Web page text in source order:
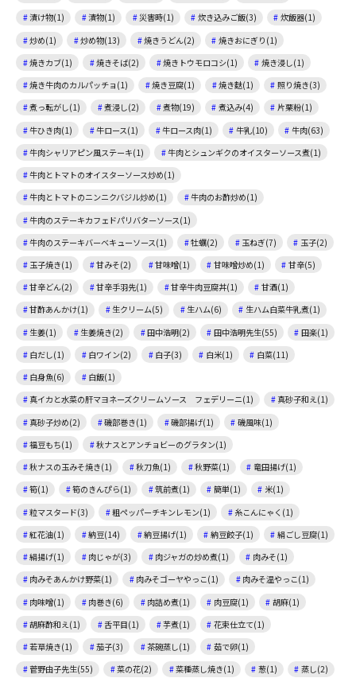
漬け物(1)
漬物(1) 災害時(1) 炊き込みご飯(3)
炊飯器(1)
炒め(1)
炒め物(13) 焼きうどん(2)
焼きおにぎり(1)
焼きカブ(1)
焼きそば(2) 焼きトウモロコシ(1)
焼き浸し(1)
焼き牛肉のカルパッチョ(1)
焼き豆腐(1) 焼き麩(1)
照り焼き(3)
煮っ転がし(1)
煮浸し(2) 煮物(19) 煮込み(4)
片栗粉(1)
牛ひき肉(1)
牛ロース(1) 牛ロース肉(1) 牛乳(10)
牛肉(63)
牛肉シャリアピン風ステーキ(1)
牛肉とシュンギクのオイスターソース煮(1)
牛肉とトマトのオイスターソース炒め(1)
牛肉とトマトのニンニクバジル炒め(1)
牛肉のお酢炒め(1)
牛肉のステーキカフェドパリバターソース(1)
牛肉のステーキバーベキューソース(1)
牡蠣(2) 玉ねぎ(7)
玉子(2)
玉子焼き(1)
甘みそ(2) 甘味噌(1) 甘味噌炒め(1)
甘辛(5)
甘辛どん(2)
甘辛手羽先(1) 甘辛牛肉豆腐丼(1)
甘酒(1)
甘酢あんかけ(1)
生クリーム(5) 生ハム(6)
生ハム白菜牛乳煮(1)
生姜(1)
生姜焼き(2) 田中浩明(2) 田中浩明先生(55)
田楽(1)
白だし(1)
白ワイン(2) 白子(3) 白米(1)
白菜(11)
白身魚(6)
白飯(1)
真イカと水菜の肝マヨネーズクリームソース フェデリーニ(1)
真砂子和え(1)
真砂子炒め(2)
磯部巻き(1) 磯部揚げ(1)
磯風味(1)
福豆もち(1)
秋ナスとアンチョビーのグラタン(1)
秋ナスの玉みそ焼き(1)
秋刀魚(1) 秋野菜(1)
竜田揚げ(1)
筍(1)
筍のきんぴら(1) 筑前煮(1) 簡単(1)
米(1)
粒マスタード(3)
粗ペッパーチキンレモン(1)
糸こんにゃく(1)
紅花油(1)
納豆(14) 納豆揚げ(1) 納豆餃子(1)
絹ごし豆腐(1)
絹揚げ(1)
肉じゃが(3) 肉ジャガの炒め煮(1)
肉みそ(1)
肉みそあんかけ野菜(1)
肉みそゴーヤやっこ(1)
肉みそ温やっこ(1)
肉味噌(1)
肉巻き(6) 肉詰め煮(1) 肉豆腐(1)
胡麻(1)
胡麻酢和え(1)
舌平目(1) 芋煮(1)
花束仕立て(1)
若草焼き(1)
茄子(3) 茶碗蒸し(1)
茹で卵(1)
菅野由子先生(55)
菜の花(2) 菜種蒸し焼き(1) 葱(1)
蒸し(2)